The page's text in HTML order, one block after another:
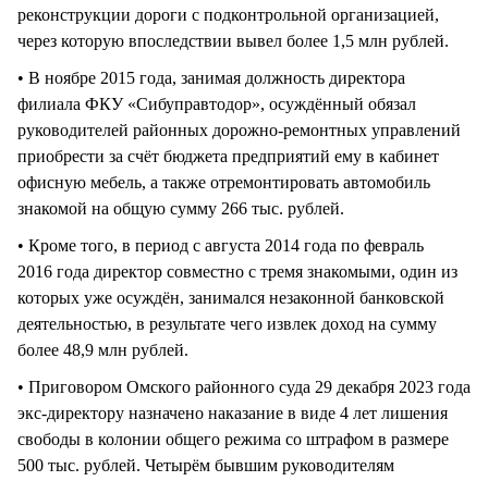
реконструкции дороги с подконтрольной организацией,
через которую впоследствии вывел более 1,5 млн рублей.
• В ноябре 2015 года, занимая должность директора
филиала ФКУ «Сибуправтодор», осуждённый обязал
руководителей районных дорожно-ремонтных управлений
приобрести за счёт бюджета предприятий ему в кабинет
офисную мебель, а также отремонтировать автомобиль
знакомой на общую сумму 266 тыс. рублей.
• Кроме того, в период с августа 2014 года по февраль
2016 года директор совместно с тремя знакомыми, один из
которых уже осуждён, занимался незаконной банковской
деятельностью, в результате чего извлек доход на сумму
более 48,9 млн рублей.
• Приговором Омского районного суда 29 декабря 2023 года
экс-директору назначено наказание в виде 4 лет лишения
свободы в колонии общего режима со штрафом в размере
500 тыс. рублей. Четырём бывшим руководителям